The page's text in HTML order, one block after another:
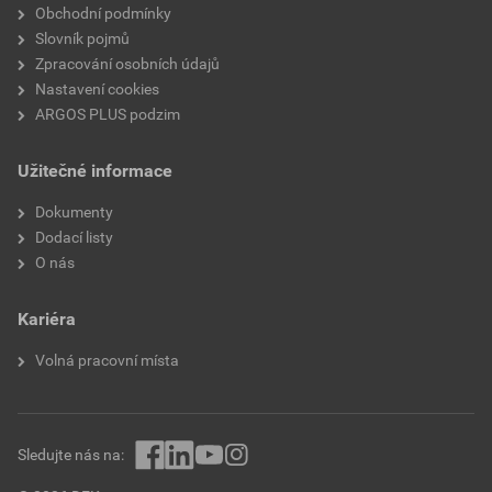
Obchodní podmínky
Slovník pojmů
Zpracování osobních údajů
Nastavení cookies
ARGOS PLUS podzim
Užitečné informace
Dokumenty
Dodací listy
O nás
Kariéra
Volná pracovní místa
Sledujte nás na: